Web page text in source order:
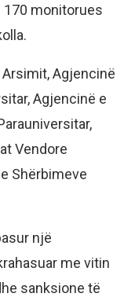
170 monitorues
Agjencinë
Agjencinë e
Vendore
Shërbimeve
një
me vitin
sanksione të